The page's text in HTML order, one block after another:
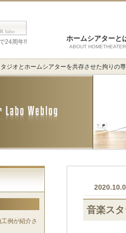
24周年!! ホームシアターと
ABOUT HOMETHEATER
ジオとホームシアターを共存させた拘りの
例が紹介さ
音楽ス